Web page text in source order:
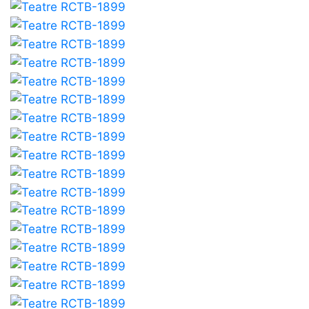
professionals
Competicions
Campionat
Social de
Tennis
Quadres
de Joc
Quadre
d'Honor
Històric
del
Campionat
Social
Fotos
Normativa